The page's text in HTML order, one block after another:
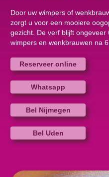
Door uw wimpers of
zorgt u voor een mooiere
gezicht. De verf blijft
wimpers en wenkbrauwen na
Reserveer online
Whatsapp
Bel Nijmegen
Bel Uden